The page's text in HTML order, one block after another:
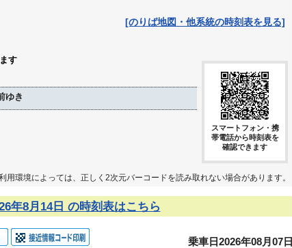
[のりば地図・他系統の時刻表を見る]
す
ゆき
スマートフォン・携
帯電話から時刻表を
確認できます
用環境によっては、正しく2次元バーコードを読み取れない場合があります。
年8月14日 の時刻表はこちら
乗車日2026年08月07日